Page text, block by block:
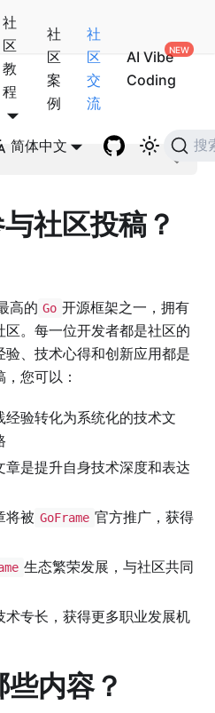
社
区
教
程
社
区
案
例
社
区
交
流
AI Vibe
Coding
简体中文 搜
社区投稿？
高的 Go 开源框架之一，拥有
。每一位开发者都是社区的
、技术心得和创新应用都是
您可以：
经验转化为系统化的技术文
章是提升自身技术深度和表达
将被 GoFrame 官方推广，获得
生态繁荣发展，与社区共同
术专长，获得更多职业发展机
内容？